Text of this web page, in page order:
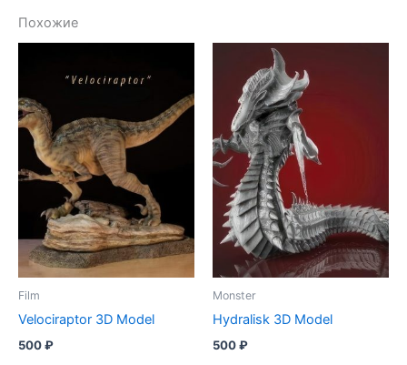
Похожие
Film
Velociraptor 3D Model
500₽
Monster
Hydralisk 3D Model
500₽